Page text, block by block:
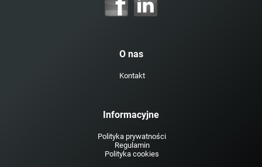
O nas
Kontakt
Informacyjne
Polityka prywatności
Regulamin
Polityka cookies